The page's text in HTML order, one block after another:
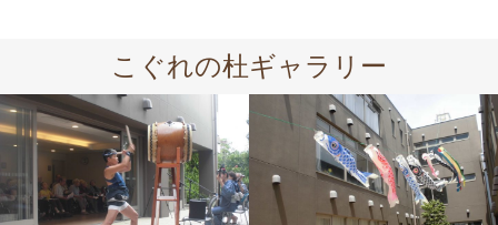
こぐれの杜ギャラリー